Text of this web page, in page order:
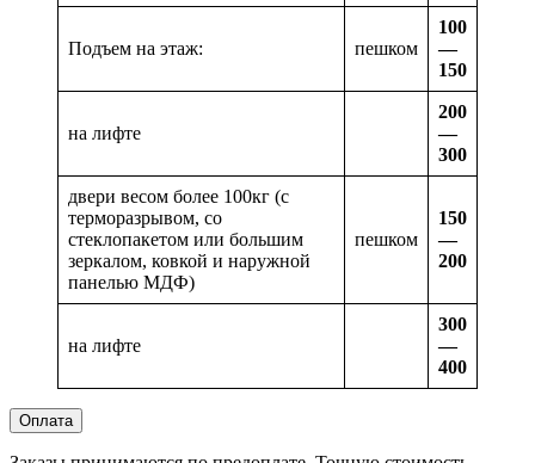
Подъем на этаж: пешком
100
—
150
на лифте
200
—
300
двери весом более 100кг (с
терморазрывом, со
стеклопакетом или большим
зеркалом, ковкой и наружной
панелью МДФ)
пешком
150
—
200
на лифте
300
—
400
Оплата